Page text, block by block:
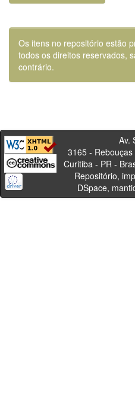
Os itens no repositório estão
todos os direitos reservados,
contrário.
Av. Sete
3165 -
Curitiba -
Repositório,
DSpace,